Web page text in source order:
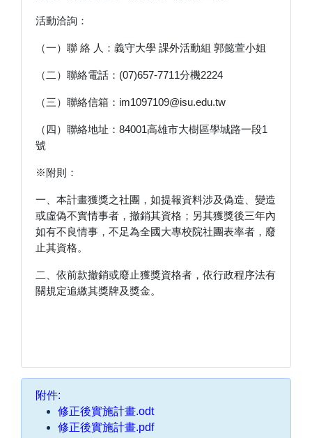
活動洽詢：
（一）聯 絡 人：義守大學 課外活動組 郭懿萱小姐
（二）聯絡電話：(07)657-7711分機2224
（三）聯絡信箱：im1097109@isu.edu.tw
（四）聯絡地址：84001高雄市大樹區學城路一段1
號
※附則：
一、本計畫獲獎之社團，如提報資料涉及偽造、變造
或虛偽不實情事者，撤銷其資格；另其獲獎後三年內
如有不良情事，不足為全國大專校院社團表率者，廢
止其資格。
二、依前款撤銷或廢止獲獎資格者，依行政程序法有
關規定追繳其獎牌及獎金。
附件:
修正後實施計畫.odt
修正後實施計畫.pdf